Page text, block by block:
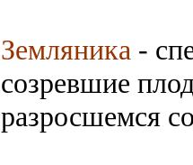
Земляника -
созревшие
разросшемся